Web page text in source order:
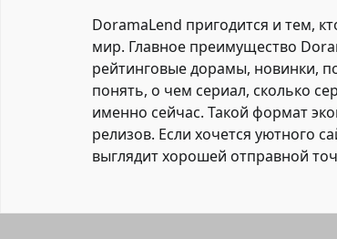
DoramaLend пригодится и тем,
мир. Главное преимущество
рейтинговые дорамы, новинки,
понять, о чем сериал, сколько
именно сейчас. Такой формат
релизов. Если хочется уютного
выглядит хорошей отправной